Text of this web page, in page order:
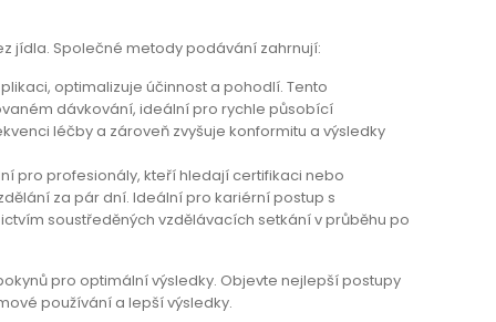
jídla. Společné metody podávání zahrnují:
optimalizuje účinnost a pohodlí. Tento
dávkování, ideální pro rychle působící
léčby a zároveň zvyšuje konformitu a výsledky
pro profesionály, kteří hledají certifikaci nebo
za pár dní. Ideální pro kariérní postup s
soustředěných vzdělávacích setkání v průběhu po
pro optimální výsledky. Objevte nejlepší postupy
používání a lepší výsledky.